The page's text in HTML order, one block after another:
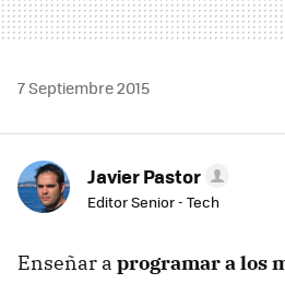
7 Septiembre 2015
Javier Pastor
Editor Senior - Tech
Enseñar a programar a los